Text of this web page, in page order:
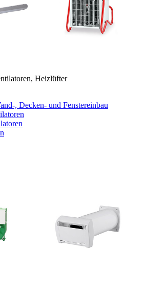
Heizlüfter
, Decken- und Fenstereinbau